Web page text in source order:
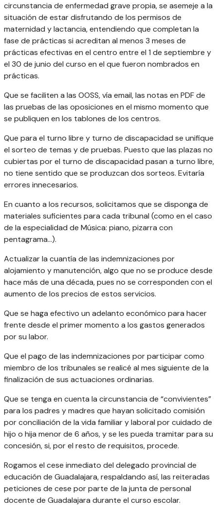
circunstancia de enfermedad grave propia, se asemeje a la
situación de estar disfrutando de los permisos de
maternidad y lactancia, entendiendo que completan la
fase de prácticas si acreditan al menos 3 meses de
prácticas efectivas en el centro entre el 1 de septiembre y
el 30 de junio del curso en el que fueron nombrados en
prácticas.
Que se faciliten a las OOSS, vía email, las notas en PDF de
las pruebas de las oposiciones en el mismo momento que
se publiquen en los tablones de los centros.
Que para el turno libre y turno de discapacidad se unifique
el sorteo de temas y de pruebas. Puesto que las plazas no
cubiertas por el turno de discapacidad pasan a turno libre,
no tiene sentido que se produzcan dos sorteos. Evitaría
errores innecesarios.
En cuanto a los recursos, solicitamos que se disponga de
materiales suficientes para cada tribunal (como en el caso
de la especialidad de Música: piano, pizarra con
pentagrama...).
Actualizar la cuantía de las indemnizaciones por
alojamiento y manutención, algo que no se produce desde
hace más de una década, pues no se corresponden con el
aumento de los precios de estos servicios.
Que se haga efectivo un adelanto económico para hacer
frente desde el primer momento a los gastos generados
por su labor.
Que el pago de las indemnizaciones por participar como
miembro de los tribunales se realicé al mes siguiente de la
finalización de sus actuaciones ordinarias.
Que se tenga en cuenta la circunstancia de “convivientes”
para los padres y madres que hayan solicitado comisión
por conciliación de la vida familiar y laboral por cuidado de
hijo o hija menor de 6 años, y se les pueda tramitar para su
concesión, si, por el resto de requisitos, procede.
Rogamos el cese inmediato del delegado provincial de
educación de Guadalajara, respaldando así, las reiteradas
peticiones de cese por parte de la junta de personal
docente de Guadalajara durante el curso escolar.